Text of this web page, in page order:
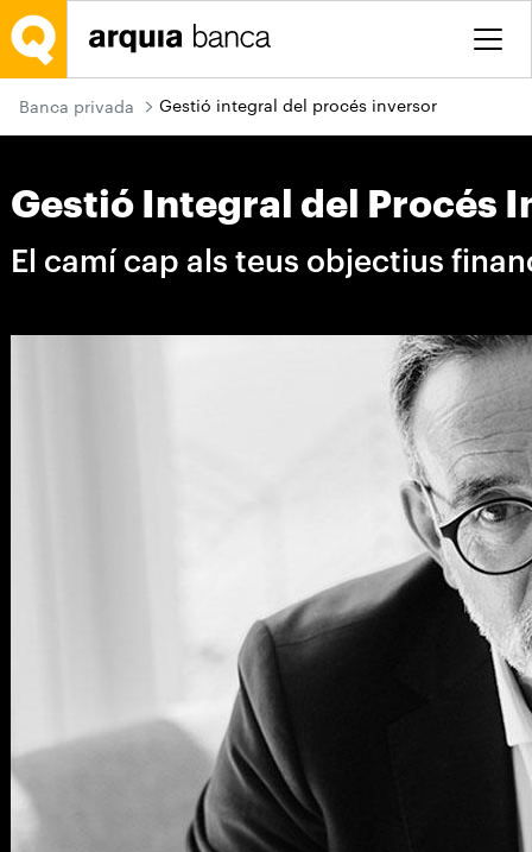
Salta al contingut principal
Banca privada Gestió integral del procés inversor
Gestió Integral del Procés
El camí cap als teus objectius